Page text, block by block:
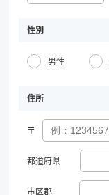
性別
男性
住所
〒
都道府県
市区郡